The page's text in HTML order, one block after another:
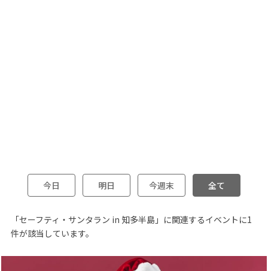
今日 明日 今週末 全て
「セーフティ・サンタラン in 知多半島」に関連するイベントに1
件が該当しています。